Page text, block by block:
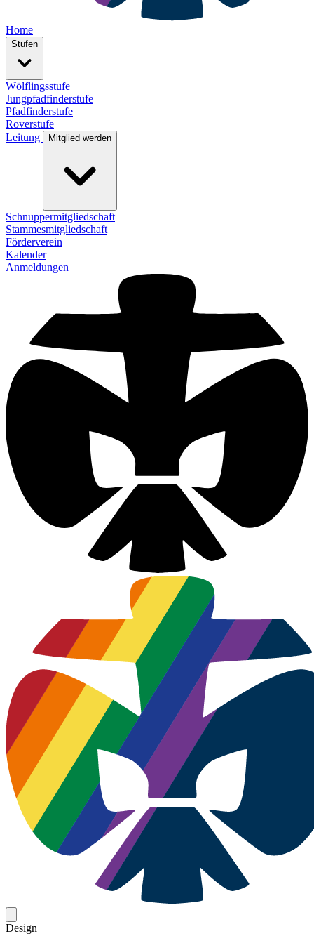
Home
Stufen
Wölflingsstufe
Jungpfadfinderstufe
Pfadfinderstufe
Roverstufe
Leitung
Mitglied werden
Schnuppermitgliedschaft
Stammesmitgliedschaft
Förderverein
Kalender
Anmeldungen
Design